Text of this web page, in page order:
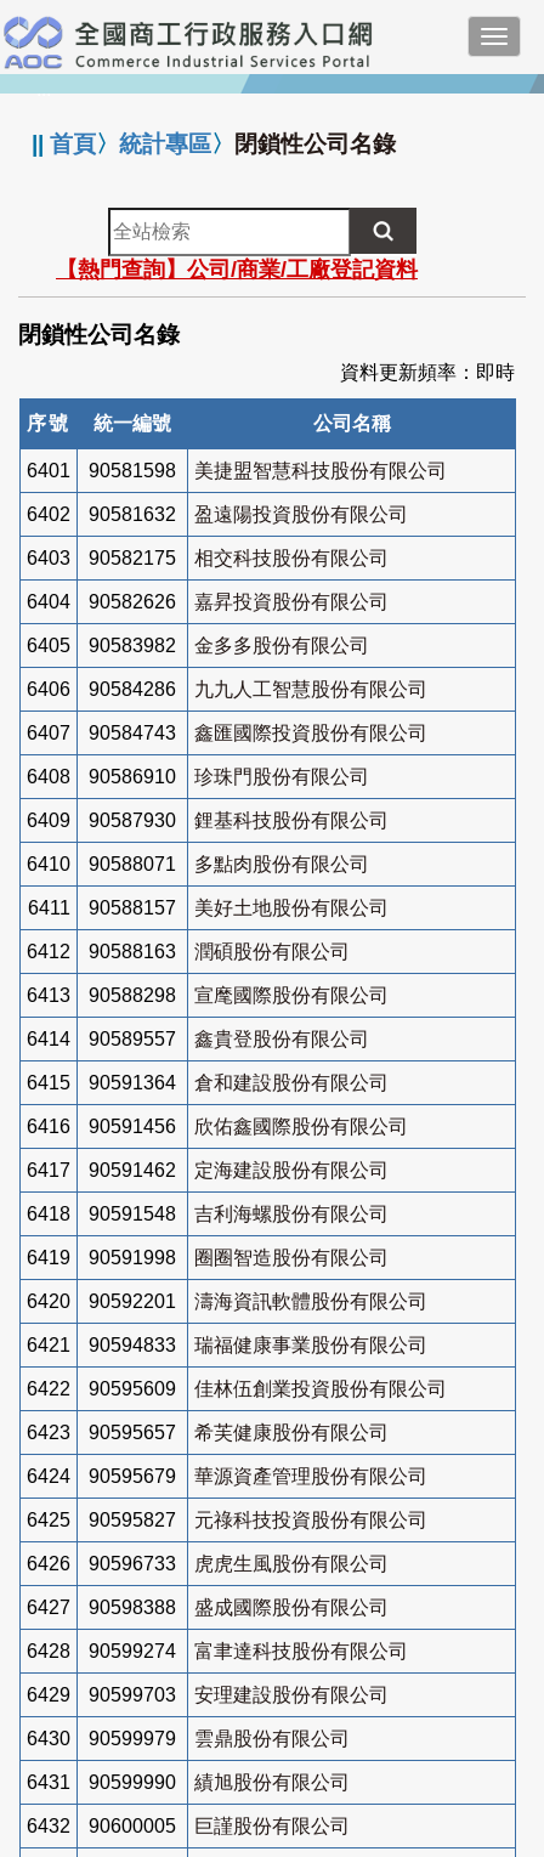
跳
到
主
要
:::
||首頁〉統計專區〉 閉鎖性公司名錄
全
站
檢
索
【熱門查詢】公司/商業/工廠登記資料
閉鎖性公司名錄
資料更新頻率：即時
序號 統一編號 公司名稱
6401 90581598 美捷盟智慧科技股份有限公司
6402 90581632 盈遠陽投資股份有限公司
6403 90582175 相交科技股份有限公司
6404 90582626 嘉昇投資股份有限公司
6405 90583982 金多多股份有限公司
6406 90584286 九九人工智慧股份有限公司
6407 90584743 鑫匯國際投資股份有限公司
6408 90586910 珍珠門股份有限公司
6409 90587930 鋰基科技股份有限公司
6410 90588071 多點肉股份有限公司
6411 90588157 美好土地股份有限公司
6412 90588163 潤碩股份有限公司
6413 90588298 宣麾國際股份有限公司
6414 90589557 鑫貴登股份有限公司
6415 90591364 倉和建設股份有限公司
6416 90591456 欣佑鑫國際股份有限公司
6417 90591462 定海建設股份有限公司
6418 90591548 吉利海螺股份有限公司
6419 90591998 圈圈智造股份有限公司
6420 90592201 濤海資訊軟體股份有限公司
6421 90594833 瑞福健康事業股份有限公司
6422 90595609 佳林伍創業投資股份有限公司
6423 90595657 希芙健康股份有限公司
6424 90595679 華源資產管理股份有限公司
6425 90595827 元祿科技投資股份有限公司
6426 90596733 虎虎生風股份有限公司
6427 90598388 盛成國際股份有限公司
6428 90599274 富聿達科技股份有限公司
6429 90599703 安理建設股份有限公司
6430 90599979 雲鼎股份有限公司
6431 90599990 績旭股份有限公司
6432 90600005 巨謹股份有限公司